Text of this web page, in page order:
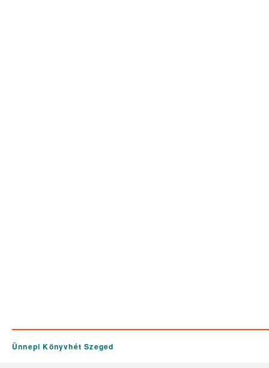
Ünnepi Könyvhét Szeged